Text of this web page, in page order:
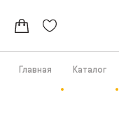
Главная Каталог